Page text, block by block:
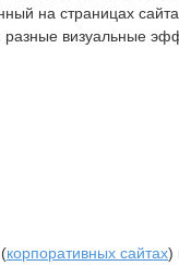
на страницах
разные визуальные
корпоративных сайтах)